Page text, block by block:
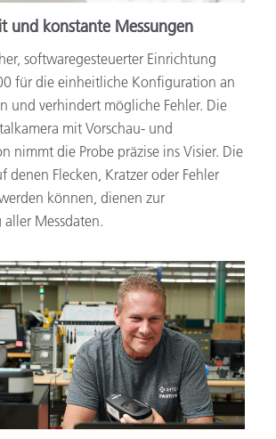
und konstante Messungen
softwaregesteuerter Einrichtung
für die einheitliche Konfiguration an
und verhindert mögliche Fehler. Die
mit Vorschau- und
nimmt die Probe präzise ins Visier. Die
denen Flecken, Kratzer oder Fehler
können, dienen zur
Messdaten.